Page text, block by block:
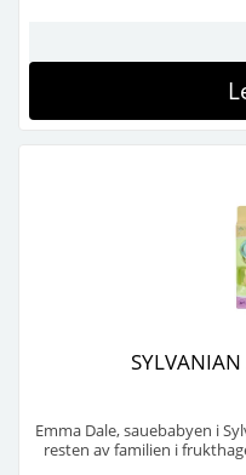
Emma Dale, sauebabyen i
resten av familien i